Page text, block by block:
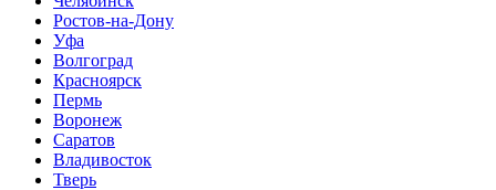
Ростов-на-Дону
Уфа
Волгоград
Красноярск
Пермь
Воронеж
Саратов
Владивосток
Тверь